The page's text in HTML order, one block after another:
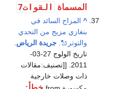
المسماة
القوات7
^ المزاج السائد في
بنغازي مزيج من التحدي
والتوتر
جريدة الرياض
تاريخ الولوج 27-03-
2011. [[تصنيف:مقالات
ذات وصلات خارجية